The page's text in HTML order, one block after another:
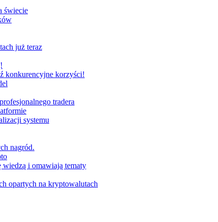
świecie
już teraz
konkurencyjne korzyści!
tradera
systemu
nagród.
i omawiają tematy
opartych na kryptowalutach